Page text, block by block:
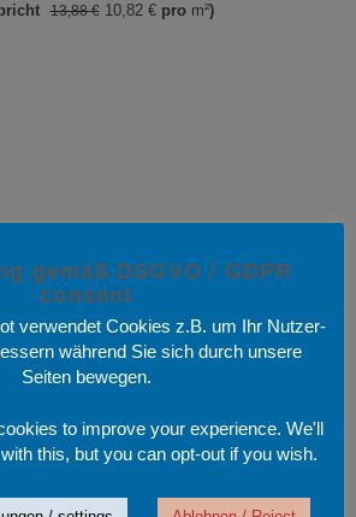
war:
ist:
13,88€ 10,82 €pro m²)
gemäß DSGVO / GDPR
consent
verwendet Cookies z.B. um Ihr Nutzer-
während Sie sich durch unsere
Seiten bewegen.
to improve your experience. We'll
this, but you can opt-out if you wish.